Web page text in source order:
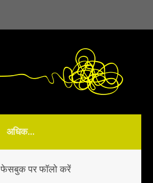
अधिक...
फेसबुक पर फॉलो करें